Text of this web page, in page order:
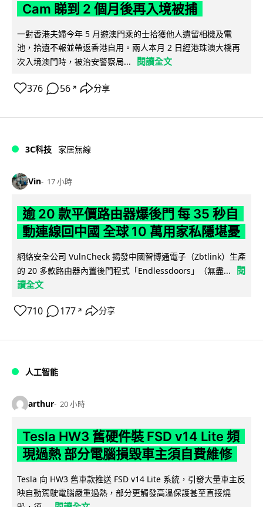
Cam 睇到 2 個月後再入境被捕
一對香港夫婦今年 5 月遊澳門乘的士拾獲他人遺留相機及電
池，拾遺不報並帶返香港自用。兩人本月 2 日經港珠澳大橋再
次入境澳門時，被治安警察局...
閱讀全文
376 56 ↗ 分享
3C科技 家居無線
Vin 17 小時
逾 20 款平價路由器爆後門 每 35 秒自
動連線回中國 全球 10 萬用家私隱堪憂
網絡安全公司 VulnCheck 揭發中國智博通電子（Zbtlink）生產
的 20 多款路由器內置後門程式「Endlessdoors」（無盡...
閱
讀全文
710 177 ↗ 分享
人工智能
arthur 20 小時
Tesla HW3 舊硬件裝 FSD v14 Lite 頻
現過熱 部分電腦損毀車主須自費維修
Tesla 向 HW3 舊車款推送 FSD v14 Lite 系統，引發大量車主反
映自動駕駛電腦嚴重過熱，部分更觸發高溫保護甚至直接燒